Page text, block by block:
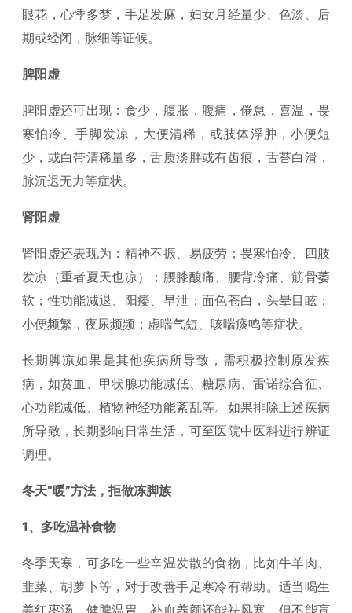
眼花，心悸多梦，手足发麻，妇女月经量少、色淡、后
期或经闭，脉细等证候。
脾阳虚
脾阳虚还可出现：食少，腹胀，腹痛，倦怠，喜温，畏
寒怕冷、手脚发凉，大便清稀，或肢体浮肿，小便短
少，或白带清稀量多，舌质淡胖或有齿痕，舌苔白滑，
脉沉迟无力等症状。
肾阳虚
肾阳虚还表现为：精神不振、易疲劳；畏寒怕冷、四肢
发凉（重者夏天也凉）；腰膝酸痛、腰背冷痛、筋骨萎
软；性功能减退、阳痿、早泄；面色苍白，头晕目眩；
小便频繁，夜尿频频；虚喘气短、咳喘痰鸣等症状。
长期脚凉如果是其他疾病所导致，需积极控制原发疾
病，如贫血、甲状腺功能减低、糖尿病、雷诺综合征、
心功能减低、植物神经功能紊乱等。如果排除上述疾病
所导致，长期影响日常生活，可至医院中医科进行辨证
调理。
冬天“暖”方法，拒做冻脚族
1、多吃温补食物
冬季天寒，可多吃一些辛温发散的食物，比如牛羊肉、
韭菜、胡萝卜等，对于改善手足寒冷有帮助。适当喝生